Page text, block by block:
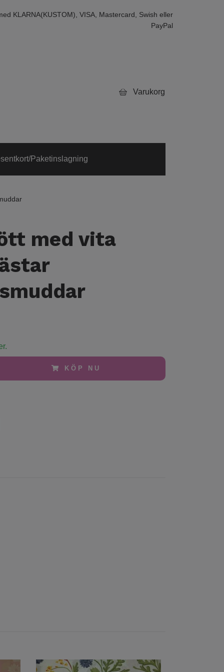
KLARNA(KUSTOM), VISA, Mastercard, Swish eller
PayPal
Varukorg
Paketinslagning
med vita
KÖP NU